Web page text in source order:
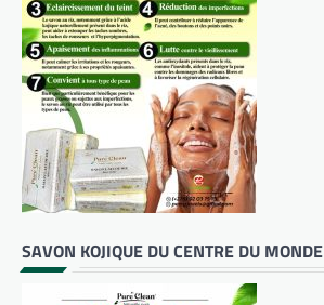
SAVON KOJIQUE DU CENTRE DU MONDE